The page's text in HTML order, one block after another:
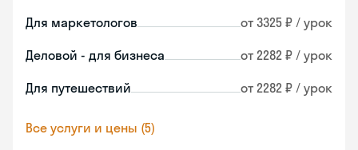
Для маркетологов от 3325 ₽ / урок
Деловой - для бизнеса от 2282 ₽ / урок
Для путешествий от 2282 ₽ / урок
Все услуги и цены (5)